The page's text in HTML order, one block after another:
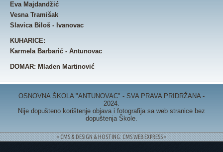
Eva Majdandžić
Vesna Tramišak
Slavica Biloš - Ivanovac
KUHARICE:
Karmela Barbarić - Antunovac
DOMAR: Mladen Martinović
OSNOVNA ŠKOLA "ANTUNOVAC" - SVA PRAVA PRIDRŽANA -
2024.
Nije dopušteno korištenje objava i fotografija sa web stranice bez
dopuštenja Škole.
= CMS & DESIGN & HOSTING: CMS WEB EXPRESS =